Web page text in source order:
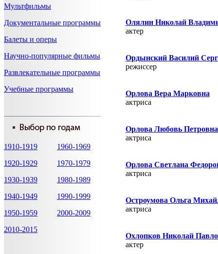
Мультфильмы
Документальные программы
Балеты и оперы
Научно-популярные фильмы
Развлекательные программы
Учебные программы
1910-1919
1960-1969
1920-1929
1970-1979
1930-1939
1980-1989
1940-1949
1990-1999
1950-1959
2000-2009
2010-2015
Олялин Николай
актер
Ордынский Василий
режисcер
Орлова Вера Марковна
актриса
Орлова Любовь Петровна
актриса
Орлова Светлана
актриса
Остроумова Ольга
актриса
Охлопков Николай
актер